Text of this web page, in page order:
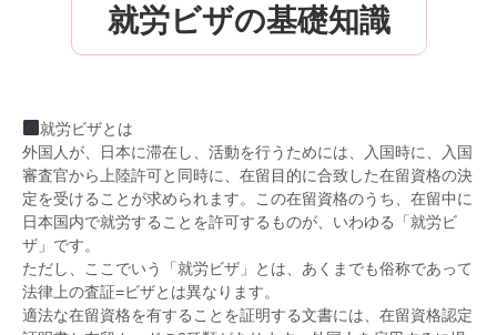
就労ビザの基礎知識
就労ビザとは
外国人が、日本に滞在し、活動を行うためには、入国時に、入国
審査官から上陸許可と同時に、在留目的に合致した在留資格の決
定を受けることが求められます。この在留資格のうち、在留中に
日本国内で就労することを許可するものが、いわゆる「就労ビ
ザ」です。
ただし、ここでいう「就労ビザ」とは、あくまでも俗称であって
法律上の査証=ビザとは異なります。
適法な在留資格を有することを証明する文書には、在留資格認定